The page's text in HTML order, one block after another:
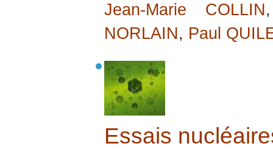
Jean-Marie COLLIN
NORLAIN, Paul
Essais